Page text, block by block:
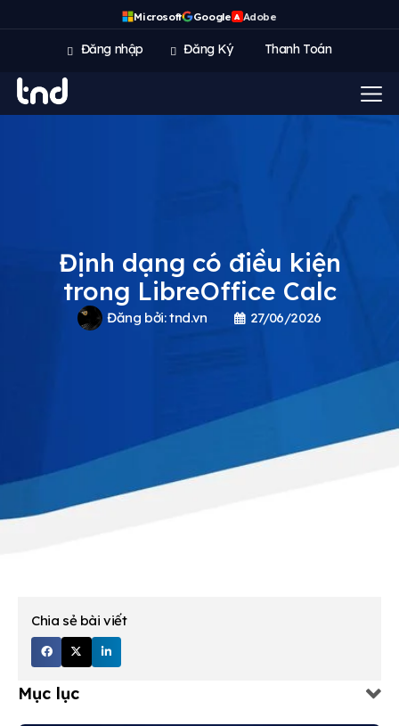
Microsoft Google A Adobe
Đăng nhập Đăng Ký Thanh Toán
Định dạng có điều kiện
trong LibreOffice Calc
Đăng bởi:tnd.vn 27/06/2026
Chia sẻ bài viết
Mục lục